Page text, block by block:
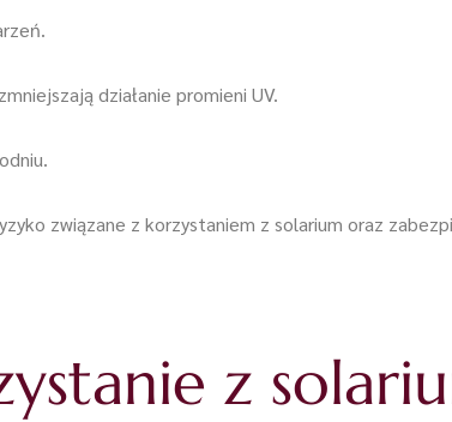
działanie promieni UV.
związane z korzystaniem z solarium oraz
z